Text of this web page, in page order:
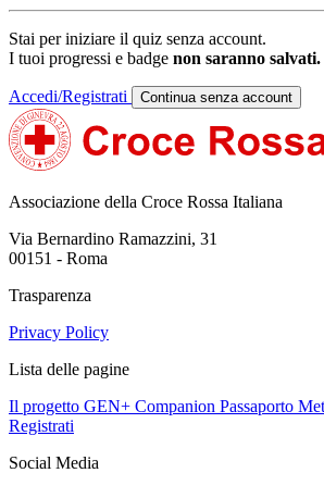
Stai per iniziare il quiz senza account.
I tuoi progressi e badge non saranno salvati.
Accedi/Registrati Continua senza account
Associazione della Croce Rossa Italiana
Via Bernardino Ramazzini, 31
00151 - Roma
Trasparenza
Privacy Policy
Lista delle pagine
Il progetto GEN+ Companion Passaporto
Registrati
Social Media